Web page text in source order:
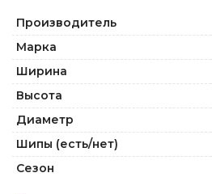
Производитель
Марка
Ширина
Высота
Диаметр
Шипы (есть/нет)
Сезон